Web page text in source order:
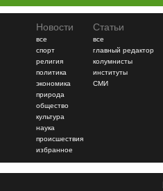
Новости
все
спорт
религия
политика
экономика
природа
общество
культура
наука
происшествия
избранное
Статьи
все
главный редактор
колумнисты
институты
СМИ